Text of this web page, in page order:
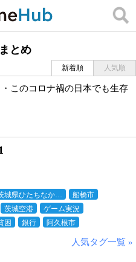
とめ
新着順 人気順
このコロナ禍の日本でも生存
城県ひたちなか…
船橋市
茨城空港
ゲーム実況
困 銀行 阿久根市
人気タグ一覧 »